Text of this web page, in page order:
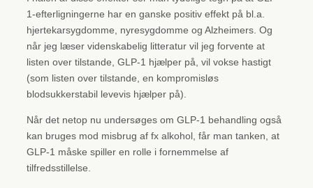
1-efterligningerne har en ganske positiv effekt på bl.a.
hjertekarsygdomme, nyresygdomme og Alzheimers. Og
når jeg læser videnskabelig litteratur vil jeg forvente at
listen over tilstande, GLP-1 hjælper på, vil vokse hastigt
(som listen over tilstande, en kompromisløs
blodsukkerstabil levevis hjælper på).
Når det netop nu undersøges om GLP-1 behandling også
kan bruges mod misbrug af fx alkohol, får man tanken, at
GLP-1 måske spiller en rolle i fornemmelse af
tilfredsstillelse.